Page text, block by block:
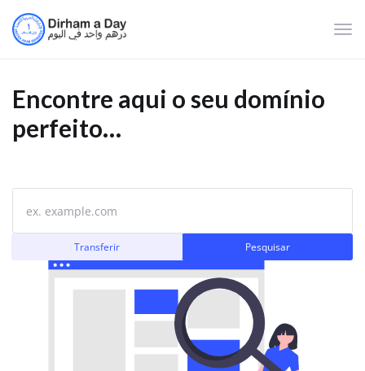
Encontre aqui o seu domínio
perfeito…